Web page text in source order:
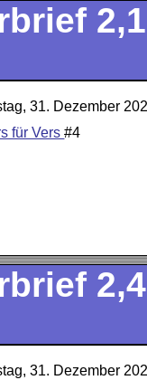
31. Dezember
für Vers#4
31. Dezember